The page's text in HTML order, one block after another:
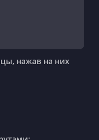
нажав на них